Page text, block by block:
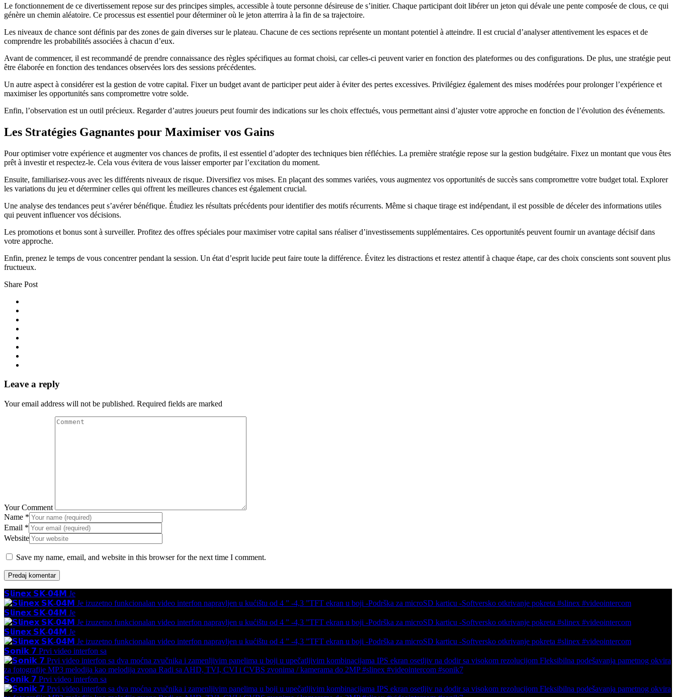
Le fonctionnement de ce divertissement repose sur des principes simples, accessible à toute personne désireuse de s’initier. Chaque participant doit libérer un jeton qui dévale une pente composée de clous, ce qui
génère un chemin aléatoire. Ce processus est essentiel pour déterminer où le jeton atterrira à la fin de sa trajectoire.
Les niveaux de chance sont définis par des zones de gain diverses sur le plateau. Chacune de ces sections représente un montant potentiel à atteindre. Il est crucial d’analyser attentivement les espaces et de
comprendre les probabilités associées à chacun d’eux.
Avant de commencer, il est recommandé de prendre connaissance des règles spécifiques au format choisi, car celles-ci peuvent varier en fonction des plateformes ou des configurations. De plus, une stratégie peut
être élaborée en fonction des tendances observées lors des sessions précédentes.
Un autre aspect à considérer est la gestion de votre capital. Fixer un budget avant de participer peut aider à éviter des pertes excessives. Privilégiez également des mises modérées pour prolonger l’expérience et
maximiser les opportunités sans compromettre votre solde.
Enfin, l’observation est un outil précieux. Regarder d’autres joueurs peut fournir des indications sur les choix effectués, vous permettant ainsi d’ajuster votre approche en fonction de l’évolution des événements.
Les Stratégies Gagnantes pour Maximiser vos Gains
Pour optimiser votre expérience et augmenter vos chances de profits, il est essentiel d’adopter des techniques bien réfléchies. La première stratégie repose sur la gestion budgétaire. Fixez un montant que vous êtes
prêt à investir et respectez-le. Cela vous évitera de vous laisser emporter par l’excitation du moment.
Ensuite, familiarisez-vous avec les différents niveaux de risque. Diversifiez vos mises. En plaçant des sommes variées, vous augmentez vos opportunités de succès sans compromettre votre budget total. Explorer
les variations du jeu et déterminer celles qui offrent les meilleures chances est également crucial.
Une analyse des tendances peut s’avérer bénéfique. Étudiez les résultats précédents pour identifier des motifs récurrents. Même si chaque tirage est indépendant, il est possible de déceler des informations utiles
qui peuvent influencer vos décisions.
Les promotions et bonus sont à surveiller. Profitez des offres spéciales pour maximiser votre capital sans réaliser d’investissements supplémentaires. Ces opportunités peuvent fournir un avantage décisif dans
votre approche.
Enfin, prenez le temps de vous concentrer pendant la session. Un état d’esprit lucide peut faire toute la différence. Évitez les distractions et restez attentif à chaque étape, car des choix conscients sont souvent plus
fructueux.
Share Post
Leave a reply
Your email address will not be published. Required fields are marked
Your Comment
Name *
Email *
Website
Save my name, email, and website in this browser for the next time I comment.
𝗦𝗹𝗶𝗻𝗲𝘅 𝗦𝗞-𝟬𝟰𝗠 Je
𝗦𝗹𝗶𝗻𝗲𝘅 𝗦𝗞-𝟬𝟰𝗠 Je
𝗦𝗹𝗶𝗻𝗲𝘅 𝗦𝗞-𝟬𝟰𝗠 Je
𝗦𝗼𝗻𝗶𝗸 𝟳 Prvi video interfon sa
𝗦𝗼𝗻𝗶𝗸 𝟳 Prvi video interfon sa